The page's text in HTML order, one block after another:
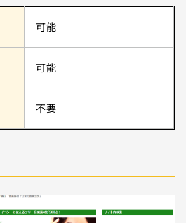
可能
可能
不要